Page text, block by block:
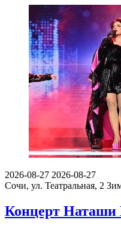
2026-08-27 2026-08-27
Сочи, ул. Театральная, 2
Концерт Наташи